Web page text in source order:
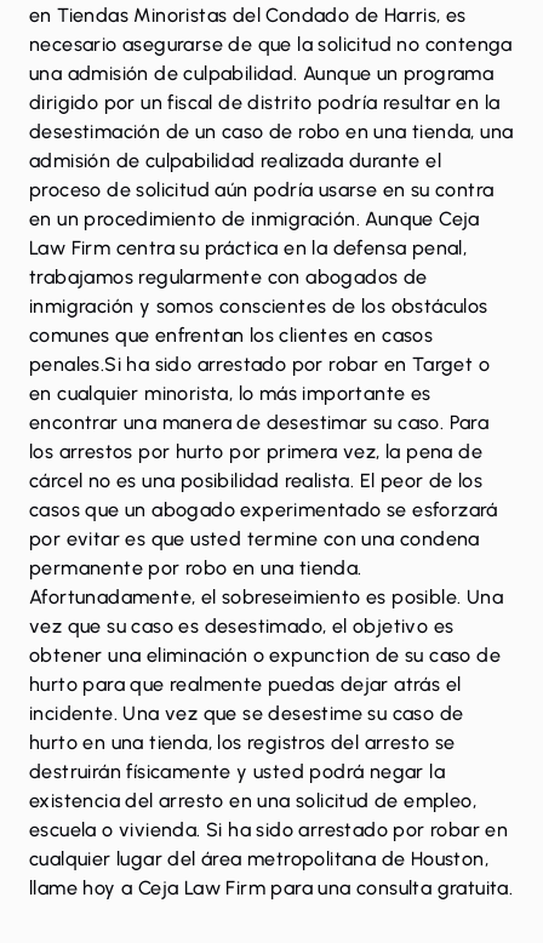
en Tiendas Minoristas del Condado de Harris, es
necesario asegurarse de que la solicitud no contenga
una admisión de culpabilidad. Aunque un programa
dirigido por un fiscal de distrito podría resultar en la
desestimación de un caso de robo en una tienda, una
admisión de culpabilidad realizada durante el
proceso de solicitud aún podría usarse en su contra
en un procedimiento de inmigración. Aunque Ceja
Law Firm centra su práctica en la defensa penal,
trabajamos regularmente con abogados de
inmigración y somos conscientes de los obstáculos
comunes que enfrentan los clientes en casos
penales.Si ha sido arrestado por robar en Target o
en cualquier minorista, lo más importante es
encontrar una manera de desestimar su caso. Para
los arrestos por hurto por primera vez, la pena de
cárcel no es una posibilidad realista. El peor de los
casos que un abogado experimentado se esforzará
por evitar es que usted termine con una condena
permanente por robo en una tienda.
Afortunadamente, el sobreseimiento es posible. Una
vez que su caso es desestimado, el objetivo es
obtener una eliminación o expunction de su caso de
hurto para que realmente puedas dejar atrás el
incidente. Una vez que se desestime su caso de
hurto en una tienda, los registros del arresto se
destruirán físicamente y usted podrá negar la
existencia del arresto en una solicitud de empleo,
escuela o vivienda. Si ha sido arrestado por robar en
cualquier lugar del área metropolitana de Houston,
llame hoy a Ceja Law Firm para una consulta gratuita.